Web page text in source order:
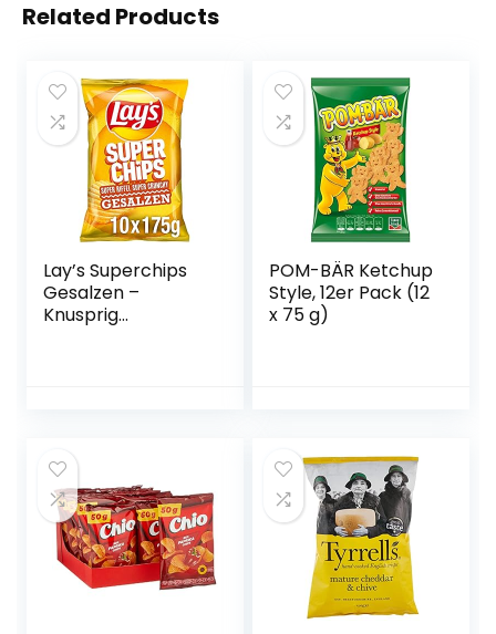
Related Products
Lay’s Superchips
Gesalzen –
Knusprig
POM-BÄR Ketchup
Style, 12er Pack (12
x 75 g)